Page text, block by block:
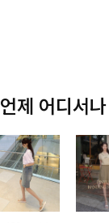
언제 어디서